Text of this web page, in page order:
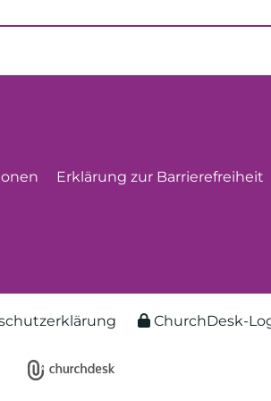
Erklärung zur Barrierefreiheit
ChurchDesk-